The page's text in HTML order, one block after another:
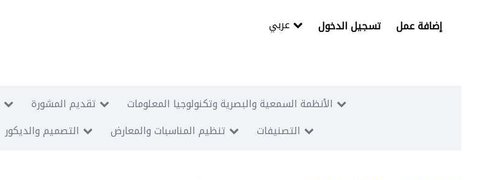
تسجيل الدخول إضافة عمل
تقديم المشورة
الأنظمة السمعية والبصرية وتكنولوجيا المعلومات
التصميم والديكور تنظيم المناسبات والمعارض التصنيفات